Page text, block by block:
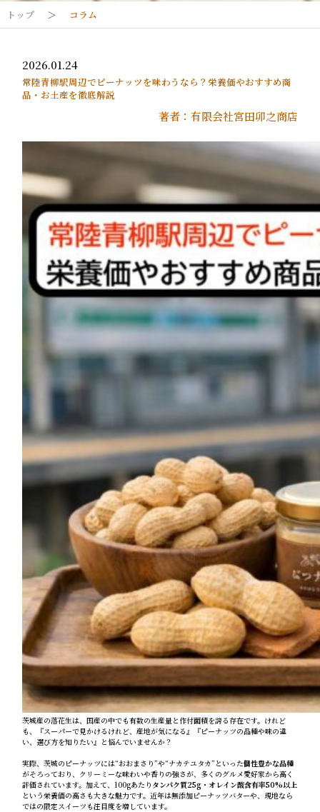
トップ ＞ コラム
2026.01.24
常陸青柳駅周辺でピーナッツを味わうなら？栄養価やおすすめ商
品・お土産を徹底解説
著者：有限会社宮田卯之商店
茨城産の落花生は、国産の中でも有数の生産量と作付面積を誇る存在です。けれど
も、『スーパーで見かけるけれど、産地が気になる』『ピーナッツの品種や味の違
い、選び方を知りたい』と悩んでいませんか？
実際、茨城のピーナッツには“おおまさり”や“ナカテユタカ”といった個性豊かな品種
がそろっており、クリーミーな味わいや香りの強さが、多くのグルメ愛好家から高く
評価されています。加えて、100gあたり タンパク質25g・オレイン酸含有率50%以上
という栄養価の高さも大きな魅力です。近年は無添加ピーナッツバターや、現地なら
ではの限定スイーツも注目度を増しています。